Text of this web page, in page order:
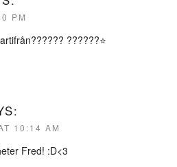
PM
??????⭐️
10:14 AM
Fred! :D<3